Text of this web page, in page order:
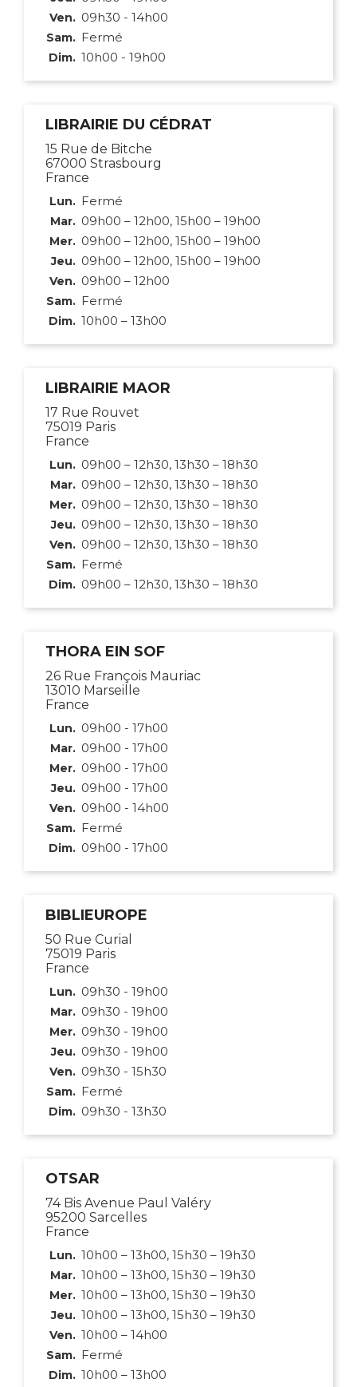
Ven. 09h30 - 14h00
Sam. Fermé
Dim. 10h00 - 19h00
LIBRAIRIE DU CÉDRAT
15 Rue de Bitche
67000 Strasbourg
France
Lun. Fermé
Mar. 09h00 – 12h00, 15h00 – 19h00
Mer. 09h00 – 12h00, 15h00 – 19h00
Jeu. 09h00 – 12h00, 15h00 – 19h00
Ven. 09h00 – 12h00
Sam. Fermé
Dim. 10h00 – 13h00
LIBRAIRIE MAOR
17 Rue Rouvet
75019 Paris
France
Lun. 09h00 – 12h30, 13h30 – 18h30
Mar. 09h00 – 12h30, 13h30 – 18h30
Mer. 09h00 – 12h30, 13h30 – 18h30
Jeu. 09h00 – 12h30, 13h30 – 18h30
Ven. 09h00 – 12h30, 13h30 – 18h30
Sam. Fermé
Dim. 09h00 – 12h30, 13h30 – 18h30
THORA EIN SOF
26 Rue François Mauriac
13010 Marseille
France
Lun. 09h00 - 17h00
Mar. 09h00 - 17h00
Mer. 09h00 - 17h00
Jeu. 09h00 - 17h00
Ven. 09h00 - 14h00
Sam. Fermé
Dim. 09h00 - 17h00
BIBLIEUROPE
50 Rue Curial
75019 Paris
France
Lun. 09h30 - 19h00
Mar. 09h30 - 19h00
Mer. 09h30 - 19h00
Jeu. 09h30 - 19h00
Ven. 09h30 - 15h30
Sam. Fermé
Dim. 09h30 - 13h30
OTSAR
74 Bis Avenue Paul Valéry
95200 Sarcelles
France
Lun. 10h00 – 13h00, 15h30 – 19h30
Mar. 10h00 – 13h00, 15h30 – 19h30
Mer. 10h00 – 13h00, 15h30 – 19h30
Jeu. 10h00 – 13h00, 15h30 – 19h30
Ven. 10h00 – 14h00
Sam. Fermé
Dim. 10h00 – 13h00